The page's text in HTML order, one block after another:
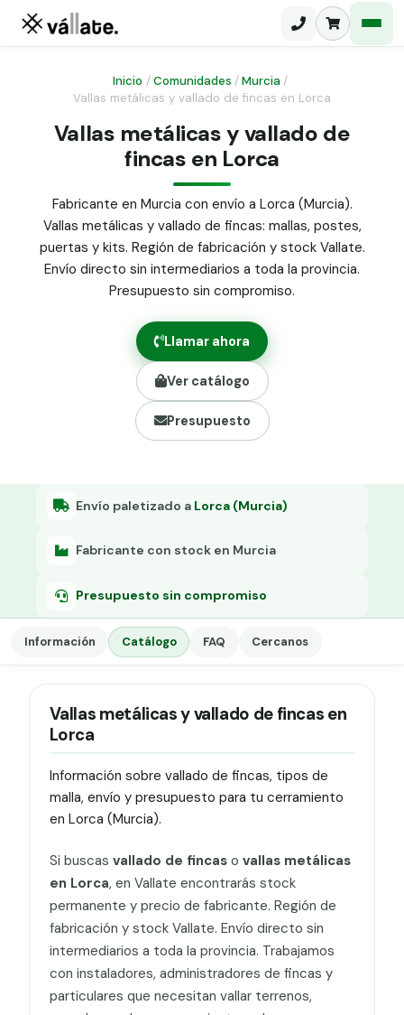
Malla ganadera
Malla simple torsión
Malla triple torsión
Panel malla H.
Puerta abatible dos hojas
Puerta acceso peatonal
Poste malla Hércules
Poste malla simple torsión
Alambre de espino galvanizado
Alambre liso galvanizado
Malla ocultación 70 g/m² verde
Abrazadera PVC malla H.
Grapa malla H.
Inicio /Comunidades /Murcia /
Vallas metálicas y vallado de fincas en Lorca
Vallas metálicas y vallado de
fincas en Lorca
Fabricante en Murcia con envío a Lorca (Murcia).
Vallas metálicas y vallado de fincas: mallas, postes,
puertas y kits. Región de fabricación y stock Vallate.
Envío directo sin intermediarios a toda la provincia.
Presupuesto sin compromiso.
Llamar ahora
Ver catálogo
Presupuesto
Envío paletizado a Lorca (Murcia)
Fabricante con stock en Murcia
Presupuesto sin compromiso
Información Catálogo FAQ Cercanos
Vallas metálicas y vallado de fincas en
Lorca
Información sobre vallado de fincas, tipos de
malla, envío y presupuesto para tu cerramiento
en Lorca (Murcia).
Si buscas vallado de fincaso vallas metálicas
en Lorca, en Vallate encontrarás stock
permanente y precio de fabricante. Región de
fabricación y stock Vallate. Envío directo sin
intermediarios a toda la provincia. Trabajamos
con instaladores, administradores de fincas y
particulares que necesitan vallar terrenos,